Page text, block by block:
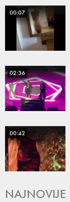
00:07
02:36
00:42
NAJNOVIJE